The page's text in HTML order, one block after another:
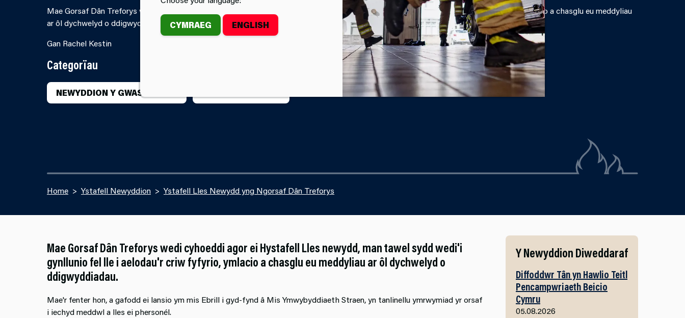
CYMRAEG ENGLISH
Mae Gorsaf Dân Treforys wedi cyhoeddi agor ei Hystafell Lles newydd, man tawel sydd wedi'i gynllunio fel lle i aelodau'r criw fyfyrio, ymlacio a chasglu eu meddyliau
ar ôl dychwelyd o ddigwyddiadau.
Gan Rachel Kestin
Categorïau
NEWYDDION Y GWASANAETH
Home Ystafell Newyddion Ystafell Lles Newydd yng Ngorsaf Dân Treforys
Mae Gorsaf Dân Treforys wedi cyhoeddi agor ei Hystafell Lles newydd, man tawel sydd wedi'i
gynllunio fel lle i aelodau'r criw fyfyrio, ymlacio a chasglu eu meddyliau ar ôl dychwelyd o
ddigwyddiadau.
Mae'r fenter hon, a gafodd ei lansio ym mis Ebrill i gyd-fynd â Mis Ymwybyddiaeth Straen, yn tanlinellu ymrwymiad yr orsaf
i iechyd meddwl a lles ei phersonél.
Y Newyddion Diweddaraf
Diffoddwr Tân yn Hawlio Teitl
Pencampwriaeth Beicio
Cymru
05.08.2026